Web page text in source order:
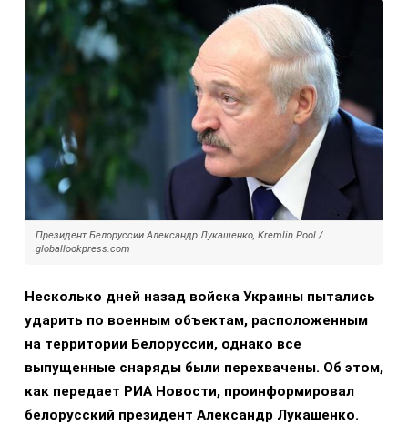
Президент Белоруссии Александр Лукашенко, Kremlin Pool /
globallookpress.com
Несколько дней назад войска Украины пытались
ударить по военным объектам, расположенным
на территории Белоруссии, однако все
выпущенные снаряды были перехвачены. Об этом,
как передает РИА Новости, проинформировал
белорусский президент Александр Лукашенко.